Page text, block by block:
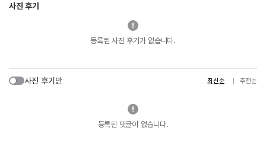
사진 후기
등록된 사진 후기가 없습니다.
사진 후기만 최신순 추천순
등록된 댓글이 없습니다.